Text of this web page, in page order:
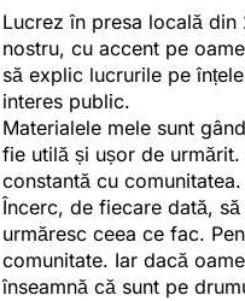
Lucrez în presa locală
nostru, cu accent pe
să explic lucrurile pe
interes public.
Materialele mele sunt
fie utilă și ușor de
constantă cu comunitatea.
Încerc, de fiecare dată,
urmăresc ceea ce fac.
comunitate. Iar dacă
înseamnă că sunt pe